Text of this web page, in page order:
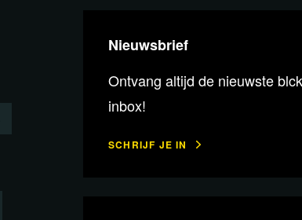
Nieuwsbrief
Ontvang altijd de nieuwste
inbox!
SCHRIJF JE IN